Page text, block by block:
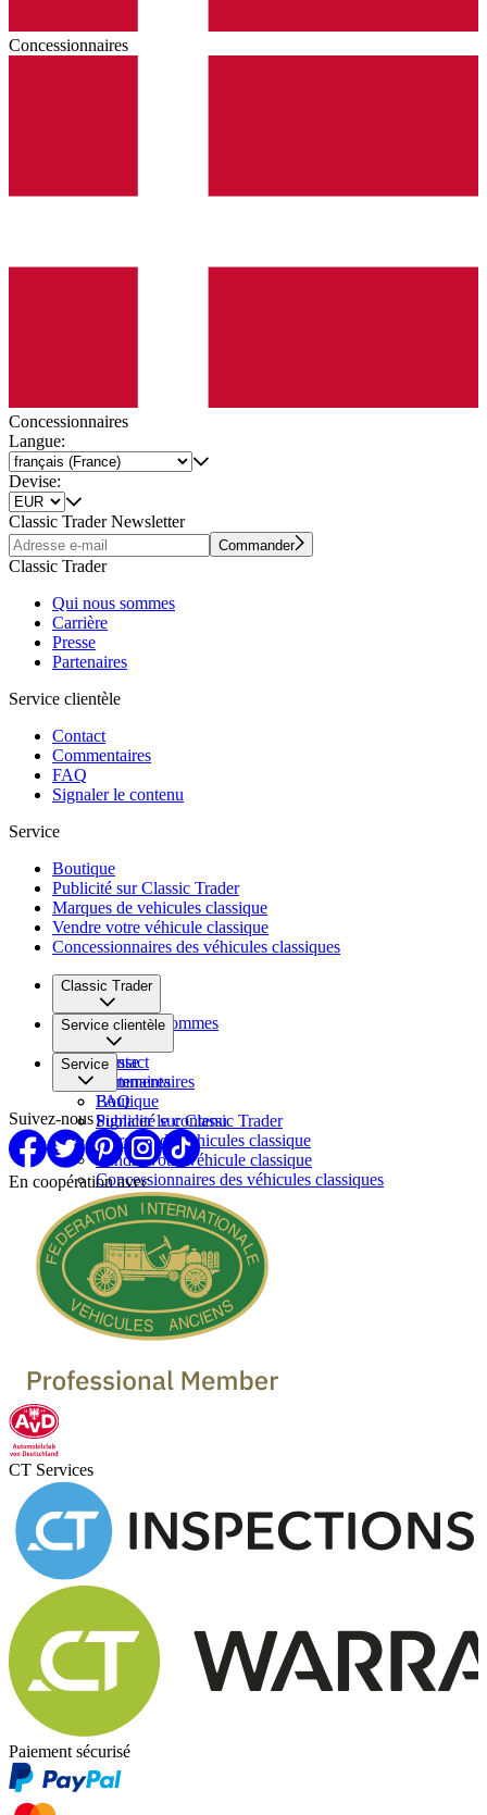
Concessionnaires
Concessionnaires
Langue:
Devise:
Classic Trader Newsletter
Commander
Classic Trader
Qui nous sommes
Carrière
Presse
Partenaires
Service clientèle
Contact
Commentaires
FAQ
Signaler le contenu
Service
Boutique
Publicité sur Classic Trader
Marques de vehicules classique
Vendre votre véhicule classique
Concessionnaires des véhicules classiques
Classic Trader
Qui nous sommes
Carrière
Presse
Partenaires
Service clientèle
Contact
Commentaires
FAQ
Signaler le contenu
Service
Boutique
Publicité sur Classic Trader
Marques de vehicules classique
Vendre votre véhicule classique
Concessionnaires des véhicules classiques
Suivez-nous
En coopération avec
CT Services
Paiement sécurisé